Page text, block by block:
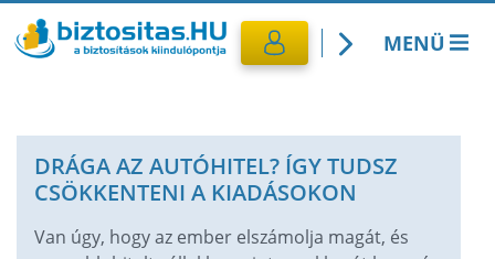
MENÜ
Utasbiztosítás
CASCO Biztosítás
DRÁGA AZ AUTÓHITEL? ÍGY TUDSZ
CSÖKKENTENI A KIADÁSOKON
Van úgy, hogy az ember elszámolja magát, és